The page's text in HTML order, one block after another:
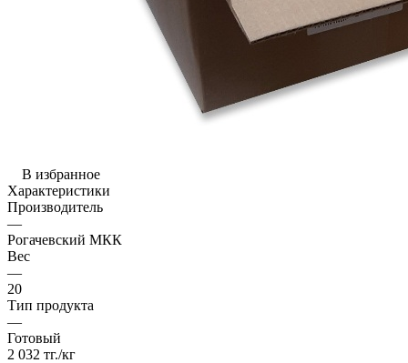
В избранное
Характеристики
Производитель
—
Рогачевский МКК
Вес
—
20
Тип продукта
—
Готовый
2 032 тг./кг